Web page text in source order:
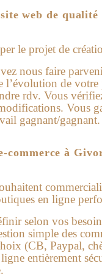
web de qualité
le projet de
nous faire
de votre
rdv. Vous
Vous
gagnant/gagnant.
commerce à
en ligne
selon vos
simple des
(CB, Paypal,
entièrement